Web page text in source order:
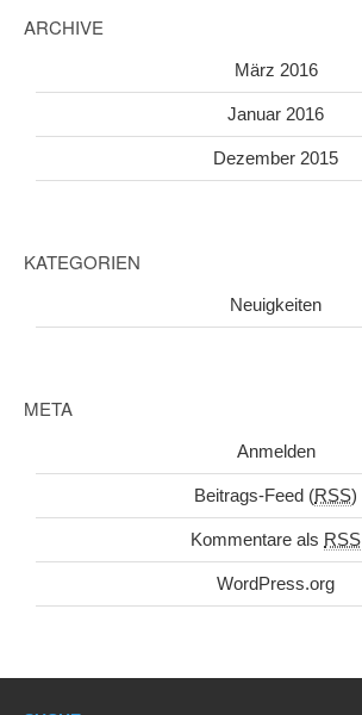
ARCHIVE
März 2016
Januar 2016
Dezember 2015
KATEGORIEN
Neuigkeiten
META
Anmelden
Beitrags-Feed (RSS)
Kommentare als RSS
WordPress.org